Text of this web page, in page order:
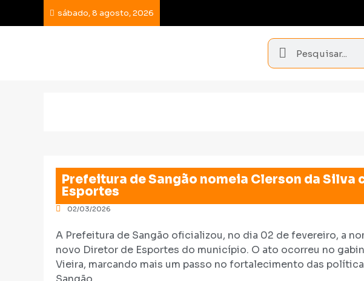
sábado, 8 agosto, 2026
Prefeitura de Sangão nomeia Clerson da Silva
Esportes
02/03/2026
A Prefeitura de Sangão oficializou, no dia 02 de fevereiro, a
novo Diretor de Esportes do município. O ato ocorreu no
Vieira, marcando mais um passo no fortalecimento das